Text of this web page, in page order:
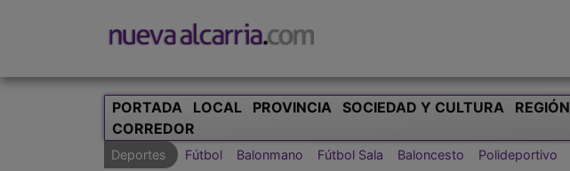
PORTADA LOCAL PROVINCIA SOCIEDAD Y CULTURA REGIÓN
CORREDOR
Deportes Fútbol Balonmano Fútbol Sala Baloncesto Polideportivo